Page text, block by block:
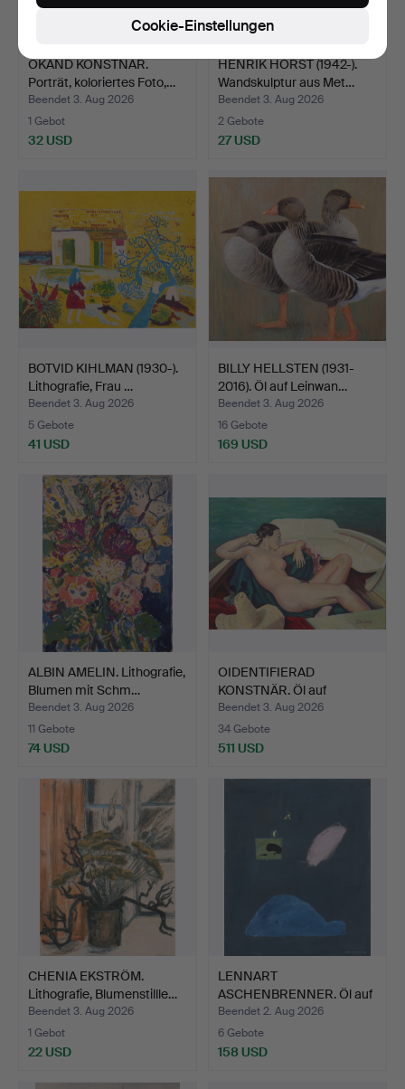
OKÄND KONSTNÄR.
Porträt, koloriertes Foto,…
Beendet 3. Aug 2026
1 Gebot
32 USD
HENRIK HORST (1942-).
Wandskulptur aus Met…
Beendet 3. Aug 2026
2 Gebote
27 USD
BOTVID KIHLMAN (1930-).
Lithografie, Frau …
Beendet 3. Aug 2026
5 Gebote
41 USD
BILLY HELLSTEN (1931-
2016). Öl auf Leinwan…
Beendet 3. Aug 2026
16 Gebote
169 USD
ALBIN AMELIN. Lithografie,
Blumen mit Schm…
Beendet 3. Aug 2026
11 Gebote
74 USD
OIDENTIFIERAD
KONSTNÄR. Öl auf
Leinwand, w…
Beendet 3. Aug 2026
34 Gebote
511 USD
CHENIA EKSTRÖM.
Lithografie, Blumenstillle…
Beendet 3. Aug 2026
1 Gebot
22 USD
LENNART
ASCHENBRENNER. Öl auf
Leinwand, 1-…
Beendet 2. Aug 2026
6 Gebote
158 USD
Cookie-Einstellungen